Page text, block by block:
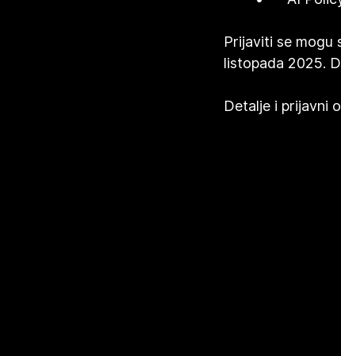
Prijaviti se mogu
listopada 2025.
Detalje i prijavni